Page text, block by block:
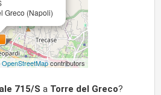
Greco (Napoli)
OpenStreetMapcontributors
715/S a Torre del Greco?